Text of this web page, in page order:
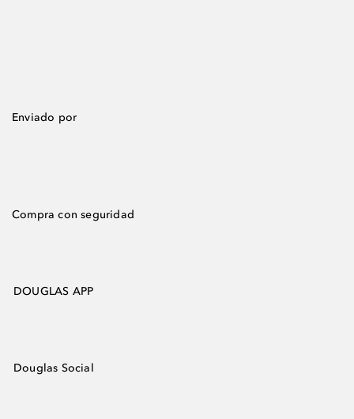
Enviado por
Compra con seguridad
DOUGLAS APP
Douglas Social